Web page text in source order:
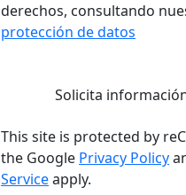
derechos, consultando
protección de datos
Solicita
This site is protected by
the Google Privacy Policy
Serviceapply.